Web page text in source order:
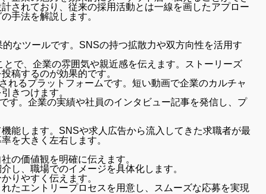
されており、従来の採用活動とは一線を画したアプロー
手法を解説します。
なツールです。SNSの持つ拡散力や双方向性を活用す
で、企業の雰囲気や親近感を伝えます。ストーリーズ
稿するのが効果的です。
れるプラットフォームです。短い動画で企業のカルチャ
きつけます。
す。企業の実績や社員のインタビュー記事を発信し、プ
能します。SNSや求人広告から流入してきた求職者が最
を大きく左右します。
の価値観を明確に伝えます。
し、職場でのイメージを具体化します。
りやすく伝えます。
たエントリープロセスを用意し、スムーズな応募を実現